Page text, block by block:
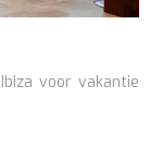
voor vakantie